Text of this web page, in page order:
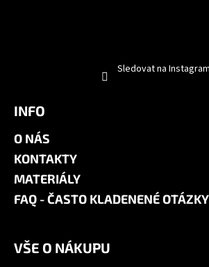
Sledovat na
INFO
O NÁS
KONTAKTY
MATERIÁLY
FAQ - ČASTO KLADENENÉ OTÁZKY
VŠE O NÁKUPU